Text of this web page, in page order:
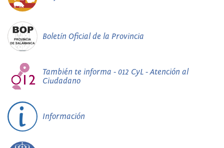
Boletín Oficial de la Provincia
También te informa - 012 CyL - Atención al
Ciudadano
Información